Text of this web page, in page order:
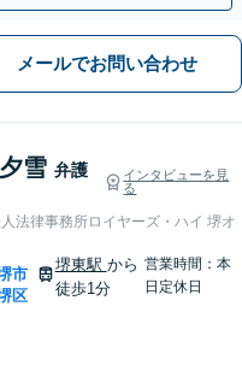
メールでお問い合わせ
雪 弁護
インタビューを見
る
法律事務所ロイヤーズ・ハイ 堺オ
市
区
堺東駅 から
徒歩1分
営業時間：本
日定休日